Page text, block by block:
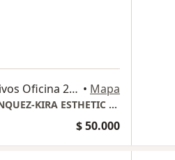
Centro Medico Los Ejecutivos Oficina 214, Cartagena • Mapa
Dra KIRA AMAYA VALDEBLANQUEZ-KIRA ESTHETIC DENTAL
$ 50.000